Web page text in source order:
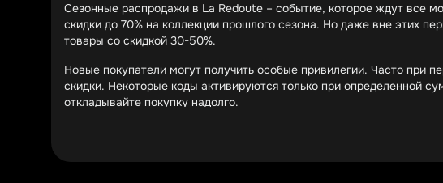
Сезонные распродажи в La Redoute – событие, которое ждут все
скидки до 70% на коллекции прошлого сезона. Но даже вне этих
товары со скидкой 30-50%.
Новые покупатели могут получить особые привилегии. Часто при
скидки. Некоторые коды активируются только при определенной
откладывайте покупку надолго.
Флагманские распродажи "Черная пятница" и